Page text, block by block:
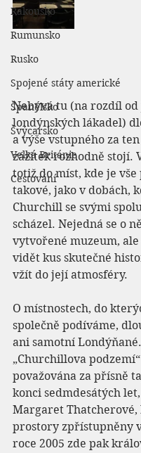
Rakousko
Rumunsko
Rusko
Spojené státy americké
Španělsko
Švýcarsko
Velká Británie
Cestování
Nebývá tu (na rozdíl
londýnských lákadel)
a výše vstupného za
zážitek rozhodně stojí.
totiž do míst, kde je vše
takové, jako v dobách,
Churchill se svými
scházel. Nejedná se o
vytvořené muzeum, ale
vidět kus skutečné
vžít do její atmosféry.
O místnostech, do
společně podíváme,
ani samotní
„Churchillova
považována za přísně
konci sedmdesátých
Margaret Thatcherové,
prostory zpřístupněny
roce 2005 zde pak